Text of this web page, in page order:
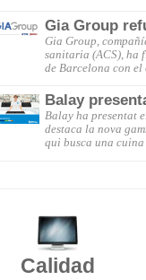
Gia Group
Gia Group,
sanitaria (ACS), ha
de Barcelona con
Balay
Balay ha presentat
destaca la nova
qui busca una
Calidad